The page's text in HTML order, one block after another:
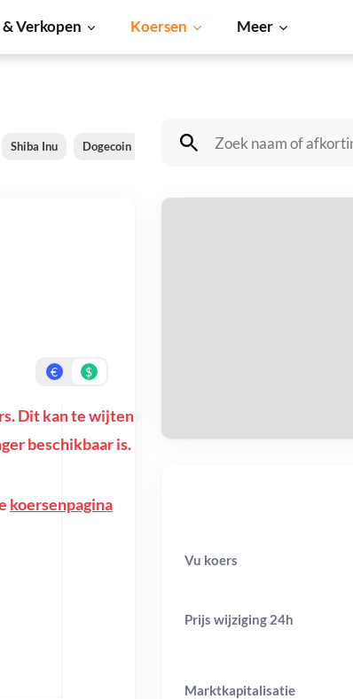
Verkopen Koersen Meer
Shiba Inu Dogecoin Solana BNB
€ $
Dit kan te wijten
beschikbaar is.
koersenpagina
Vu koers
Prijs wijziging 24h
Marktkapitalisatie